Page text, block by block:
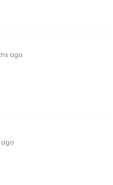
ago
ago